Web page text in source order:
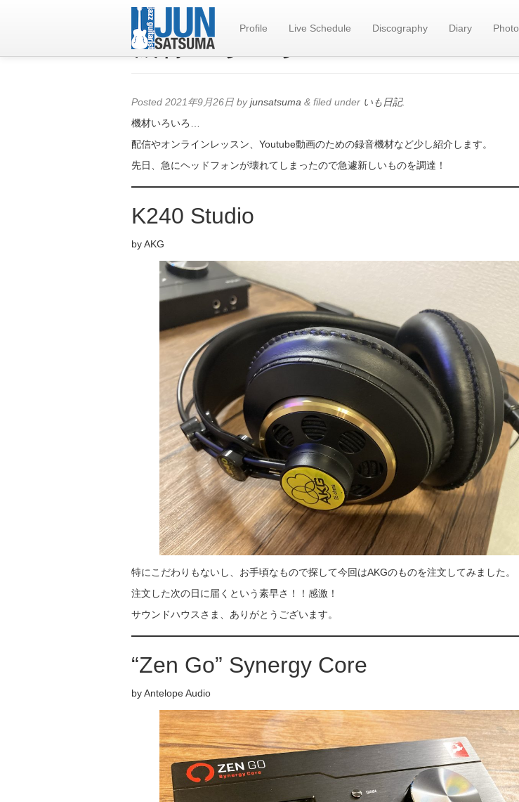
Profile Live Schedule Discography Diary Photo
機材いろいろ…
Posted 2021年9月26日 byjunsatsuma & filed under いも日記.
機材いろいろ…
配信やオンラインレッスン、Youtube動画のための録音機材など少し紹介します。
先日、急にヘッドフォンが壊れてしまったので急遽新しいものを調達！
K240 Studio
by AKG
特にこだわりもないし、お手頃なもので探して今回はAKGのものを注文してみました。
注文した次の日に届くという素早さ！！感激！
サウンドハウスさま、ありがとうございます。
“Zen Go” Synergy Core
by Antelope Audio